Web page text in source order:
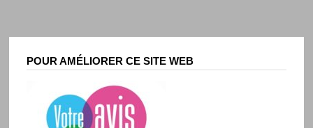
POUR AMÉLIORER CE SITE WEB